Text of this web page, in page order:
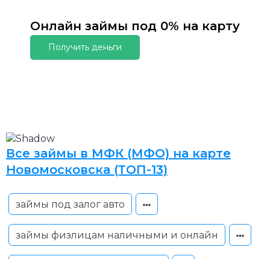
Онлайн займы под 0% на карту
Получить деньги
Все займы в МФК (МФО) на карте
Новомосковска (ТОП-13)
займы под залог авто
займы физлицам наличными и онлайн